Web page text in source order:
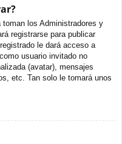
los Administradores y
registrarse para publicar
le dará acceso a
usuario invitado no
(avatar), mensajes
etc. Tan solo le tomará unos